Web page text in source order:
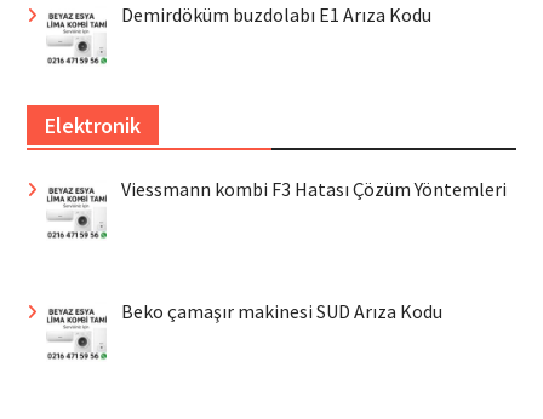
Demirdöküm buzdolabı E1 Arıza Kodu
Elektronik
Viessmann kombi F3 Hatası Çözüm Yöntemleri
Beko çamaşır makinesi SUD Arıza Kodu